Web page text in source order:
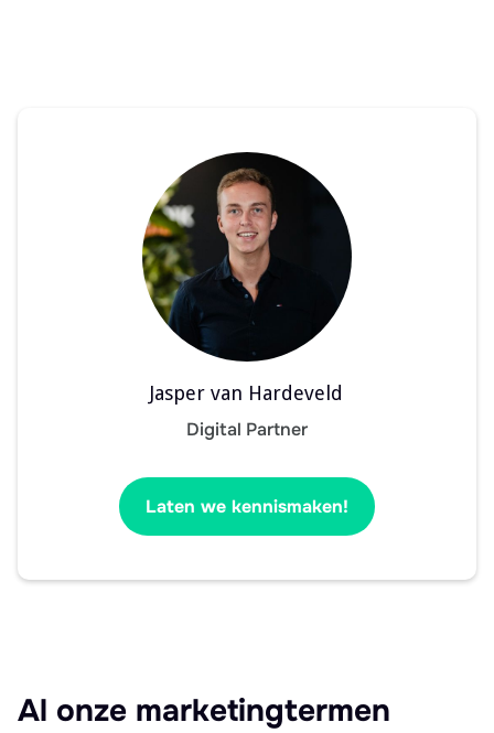
Jasper van Hardeveld
Digital Partner
Laten we kennismaken!
Al onze marketingtermen